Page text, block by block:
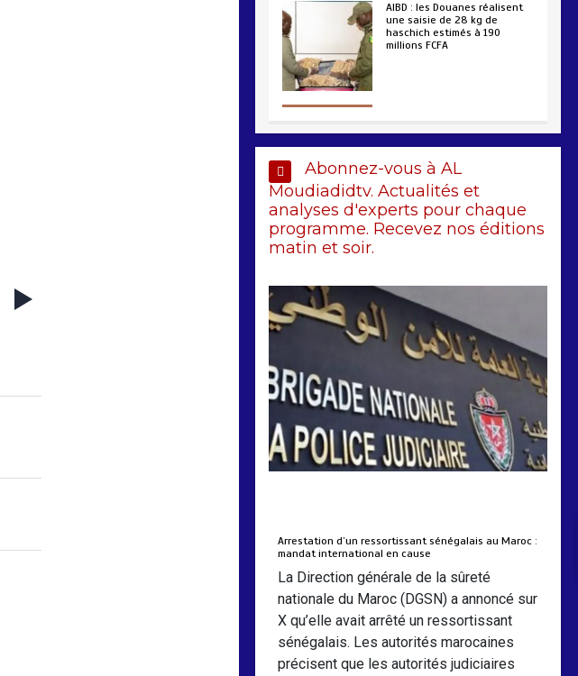
AIBD : les Douanes réalisent
une saisie de 28 kg de
haschich estimés à 190
millions FCFA
Abonnez-vous à AL
Moudiadidtv. Actualités et
analyses d'experts pour chaque
programme. Recevez nos éditions
matin et soir.
Arrestation d’un ressortissant sénégalais au Maroc :
mandat international en cause
La Direction générale de la sûreté
nationale du Maroc (DGSN) a annoncé sur
X qu’elle avait arrêté un ressortissant
sénégalais. Les autorités marocaines
précisent que les autorités judiciaires